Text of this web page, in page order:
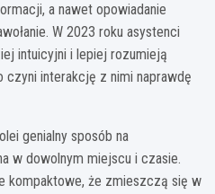
a nawet opowiadanie
W 2023 roku asystenci
intuicyjni i lepiej rozumieją
czyni interakcję z nimi naprawdę
genialny sposób na
w dowolnym miejscu i czasie.
kompaktowe, że zmieszczą się w